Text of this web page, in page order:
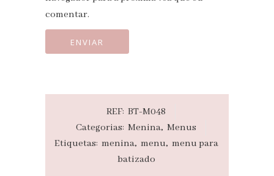
comentar.
REF: BT-M048
Categorias: Menina, Menus
Etiquetas: menina, menu, menu para
batizado